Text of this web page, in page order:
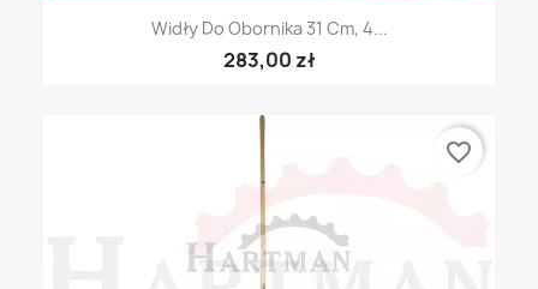
Widły Do Obornika 31 Cm, 4...
283,00 zł
favorite_border